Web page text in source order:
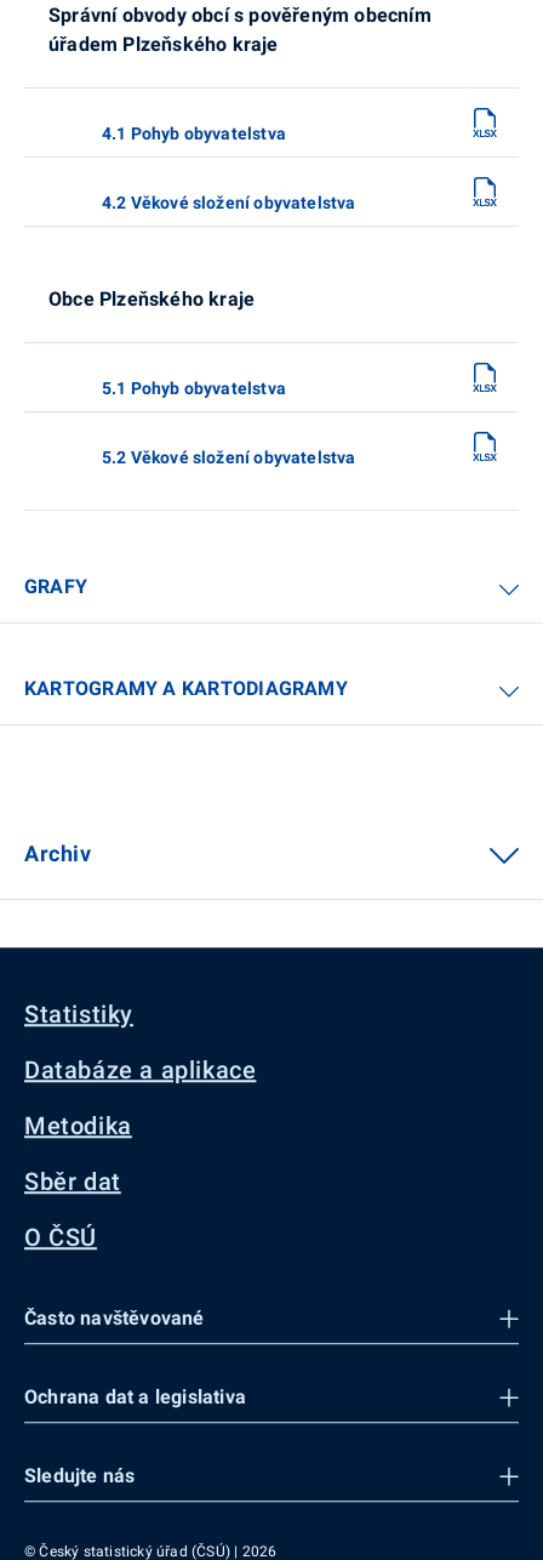
Správní obvody obcí s pověřeným obecním
úřadem Plzeňského kraje
4.1 Pohyb obyvatelstva
4.2 Věkové složení obyvatelstva
Obce Plzeňského kraje
5.1 Pohyb obyvatelstva
5.2 Věkové složení obyvatelstva
GRAFY
KARTOGRAMY A KARTODIAGRAMY
Archiv
Statistiky
Databáze a aplikace
Metodika
Sběr dat
O ČSÚ
Často navštěvované
Ochrana dat a legislativa
Sledujte nás
© Český statistický úřad (ČSÚ) | 2026